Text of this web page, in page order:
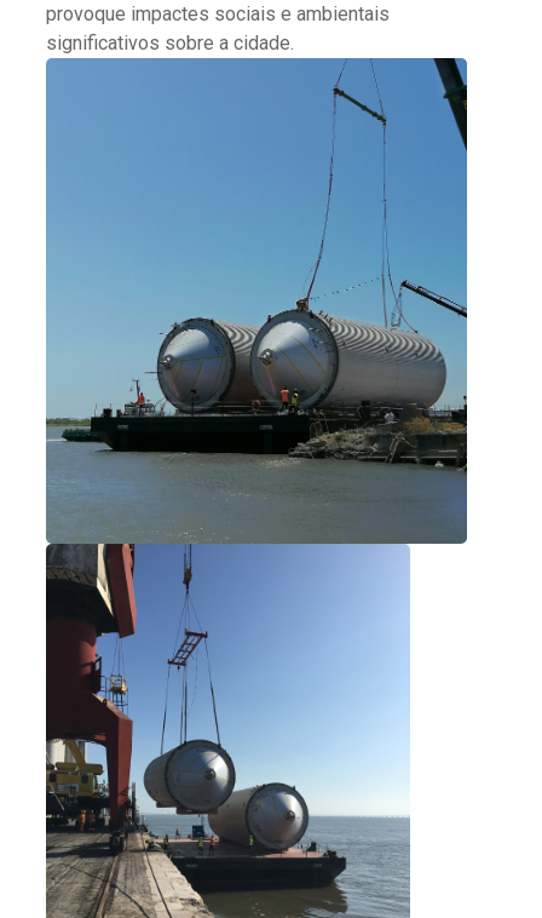
provoque impactes sociais e ambientais
significativos sobre a cidade.